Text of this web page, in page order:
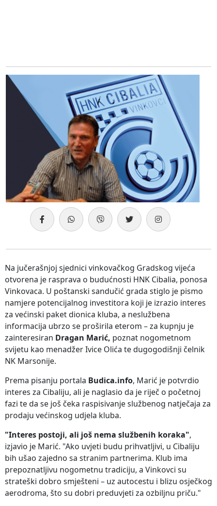
Na jučerašnjoj sjednici vinkovačkog Gradskog vijeća
otvorena je rasprava o budućnosti HNK Cibalia, ponosa
Vinkovaca. U poštanski sandučić grada stiglo je pismo
namjere potencijalnog investitora koji je izrazio interes
za većinski paket dionica kluba, a neslužbena
informacija ubrzo se proširila eterom – za kupnju je
zainteresiran Dragan Marić, poznat nogometnom
svijetu kao menadžer Ivice Olića te dugogodišnji čelnik
NK Marsonije.
Prema pisanju portala Budica.info, Marić je potvrdio
interes za Cibaliju, ali je naglasio da je riječ o početnoj
fazi te da se još čeka raspisivanje službenog natječaja za
prodaju većinskog udjela kluba.
"Interes postoji, ali još nema službenih koraka",
izjavio je Marić. "Ako uvjeti budu prihvatljivi, u Cibaliju
bih ušao zajedno sa stranim partnerima. Klub ima
prepoznatljivu nogometnu tradiciju, a Vinkovci su
strateški dobro smješteni – uz autocestu i blizu osječkog
aerodroma, što su dobri preduvjeti za ozbiljnu priču."